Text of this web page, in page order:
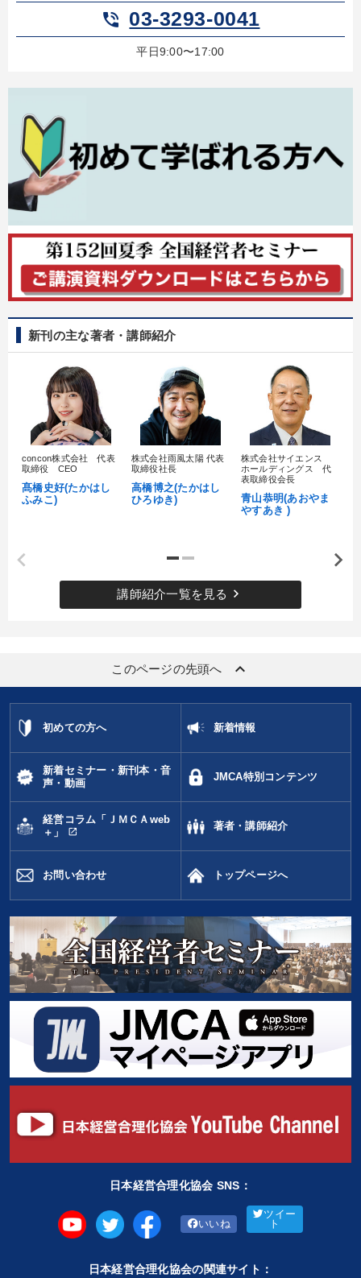
phone_in_talk 03-3293-0041
平日9:00〜17:00
新刊の主な著者・講師紹介
concon株式会社 代表
取締役 CEO
髙橋史好(たかはし
ふみこ)
株式会社雨風太陽 代表
取締役社長
高橋博之(たかはし
ひろゆき)
株式会社サイエンス
ホールディングス 代
表取締役会長
青山恭明(あおやま
やすあき )
講師紹介一覧を見る keyboard_arrow_right
このページの先頭へ keyboard_arrow_up
初めての方へ 新着情報
新着セミナー・新刊本・音
声・動画
JMCA特別コンテンツ
経営コラム「ＪＭＣＡweb
＋」
open_in_new
著者・講師紹介
お問い合わせ トップページへ
日本経営合理化協会 SNS：
いいね
ツイー
ト
日本経営合理化協会の関連サイト：